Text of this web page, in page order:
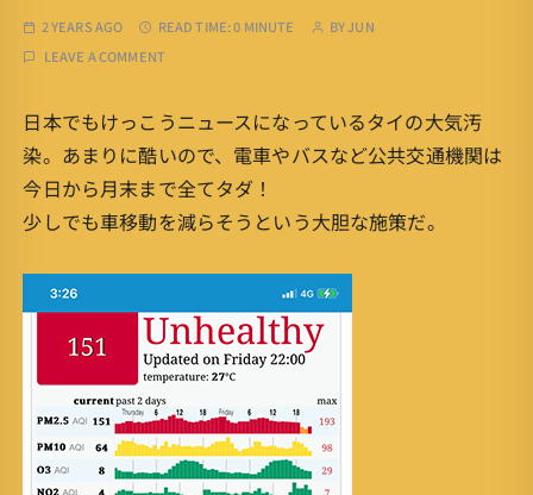
2 YEARS AGO READ TIME:0 MINUTE BYJUN
LEAVE A COMMENT
日本でもけっこうニュースになっているタイの大気汚
染。あまりに酷いので、電車やバスなど公共交通機関は
今日から月末まで全てタダ！
少しでも車移動を減らそうという大胆な施策だ。